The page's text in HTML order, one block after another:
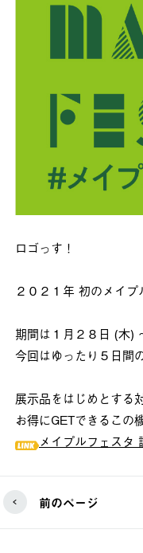
ロゴっす！
２０２１年 初のメイプ
期間は１月２８日 (木)
今回はゆったり５日間
展示品をはじめとする
お得にGETできるこの
メイプルフェスタ
前のページ